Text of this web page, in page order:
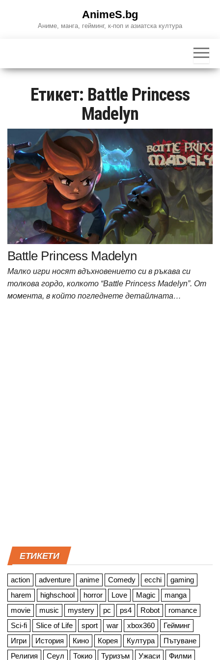
AnimeS.bg
Аниме, манга, гейминг, к-поп и азиатска култура
Етикет: Battle Princess
Madelyn
Battle Princess Madelyn
Малко игри носят вдъхновението си в ръкава си
толкова гордо, колкотo “Battle Princess Madelyn”. От
момента, в който погледнете детайлната…
ЕТИКЕТИ
action adventure anime Comedy ecchi
gaming
harem
highschool horror Love Magic
manga
movie
music mystery pc ps4 Robot
romance
Sci-fi
Slice of Life sport war xbox360
Гейминг
Игри
История Кино Корея Култура
Пътуване
Религия
Сеул Токио Туризъм Ужаси Филми